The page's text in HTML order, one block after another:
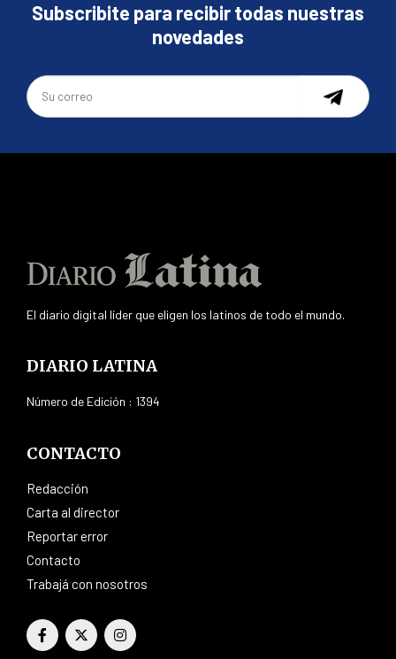
Subscribite para recibir todas nuestras
novedades
El diario digital líder que eligen los latinos de todo el mundo.
DIARIO LATINA
Número de Edición : 1394
CONTACTO
Redacción
Carta al director
Reportar error
Contacto
Trabajá con nosotros